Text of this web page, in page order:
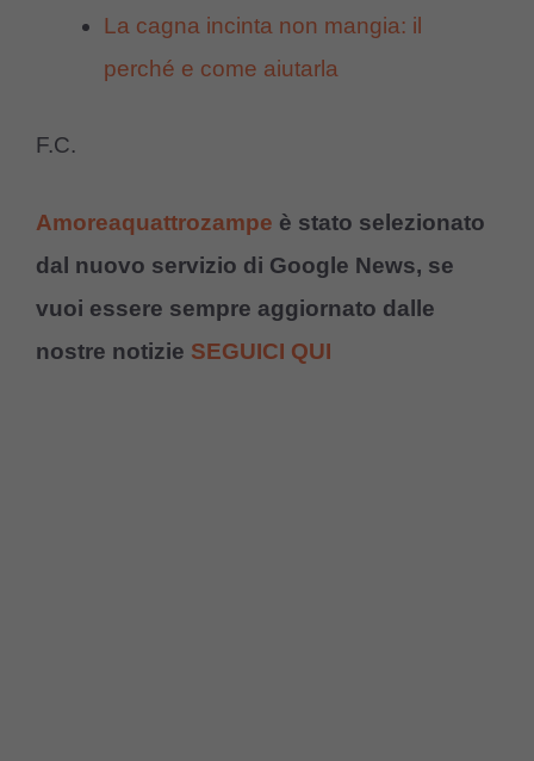
La cagna incinta non mangia: il
perché e come aiutarla
F.C.
Amoreaquattrozampe è stato selezionato
dal nuovo servizio di Google News, se
vuoi essere sempre aggiornato dalle
nostre notizie SEGUICI QUI